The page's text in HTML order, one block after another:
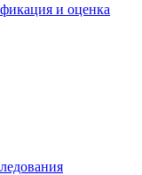
и оценка